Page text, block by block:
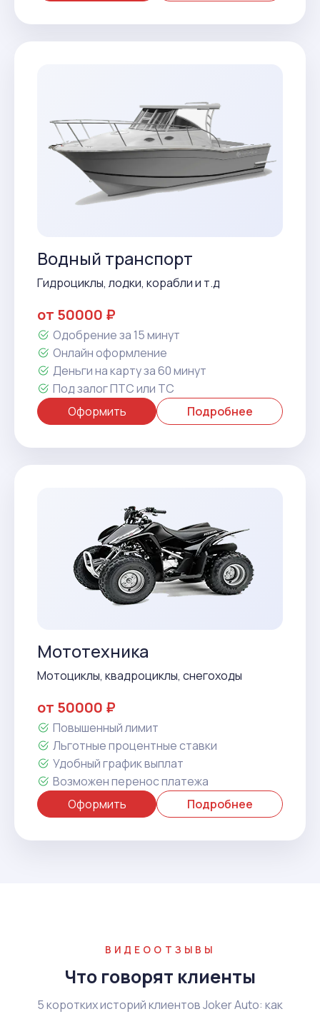
Водный транспорт
Гидроциклы, лодки, корабли и т.д
от 50000 ₽
Одобрение за 15 минут
Онлайн оформление
Деньги на карту за 60 минут
Под залог ПТС или ТС
Оформить
Подробнее
Мототехника
Мотоциклы, квадроциклы, снегоходы
от 50000 ₽
Повышенный лимит
Льготные процентные ставки
Удобный график выплат
Возможен перенос платежа
Оформить
Подробнее
ВИДЕООТЗЫВЫ
Что говорят клиенты
5 коротких историй клиентов Joker Auto: как